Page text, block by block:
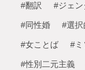
#翻訳 #ジェン
#同性婚 #選択
#女ことば #ミ
#性別二元主義